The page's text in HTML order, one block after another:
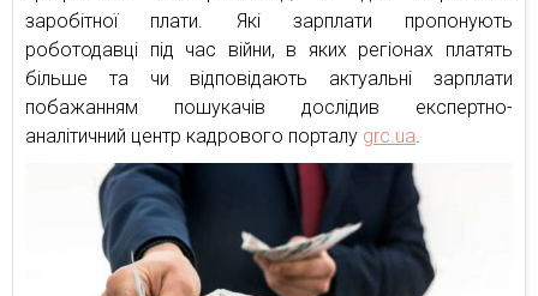
заробітної плати. Які зарплати пропонують
роботодавці під час війни, в яких регіонах платять
більше та чи відповідають актуальні зарплати
побажанням пошукачів дослідив експертно-
аналітичний центр кадрового порталу grc.ua.